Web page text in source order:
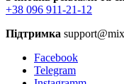
+38 096 911-21-12
Підтримка
Facebook
Telegram